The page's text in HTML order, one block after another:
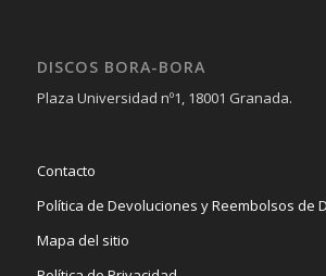
DISCOS BORA-BORA
Plaza Universidad nº1, 18001 Granada.
Contacto
Política de Devoluciones y Reembolsos de
Mapa del sitio